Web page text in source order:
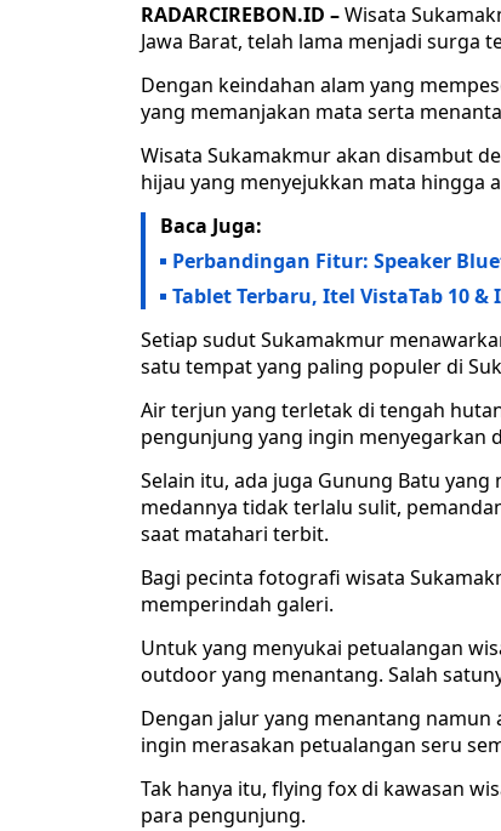
RADARCIREBON.ID –Wisata
Jawa Barat, telah lama menjadi surga
Dengan keindahan alam yang
yang memanjakan mata serta
Wisata Sukamakmur akan disambut
hijau yang menyejukkan mata hingga
Baca Juga:
Perbandingan Fitur: Speaker
Tablet Terbaru, Itel VistaTab 10
Setiap sudut Sukamakmur
satu tempat yang paling populer di
Air terjun yang terletak di tengah
pengunjung yang ingin menyegarkan
Selain itu, ada juga Gunung Batu
medannya tidak terlalu sulit,
saat matahari terbit.
Bagi pecinta fotografi wisata
memperindah galeri.
Untuk yang menyukai petualangan
outdoor yang menantang. Salah
Dengan jalur yang menantang
ingin merasakan petualangan seru
Tak hanya itu, flying fox di kawasan
para pengunjung.